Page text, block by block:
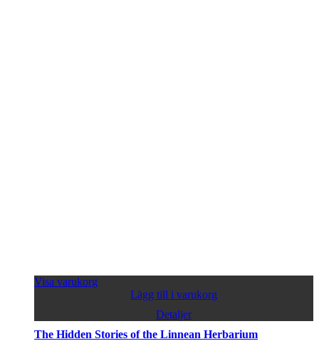
Visa varukorg
Lägg till i varukorg
Detaljer
The Hidden Stories of the Linnean Herbarium